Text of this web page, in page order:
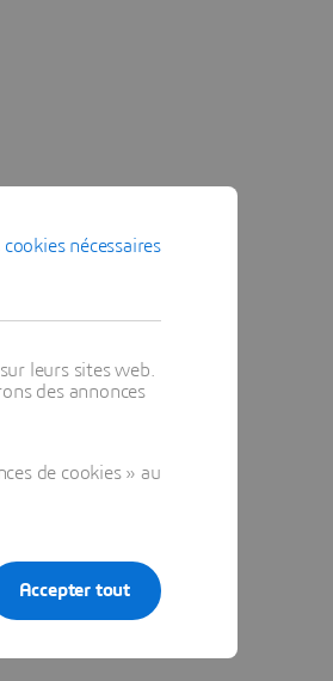
nécessaires
leurs sites web.
des annonces
de cookies » au
Accepter tout